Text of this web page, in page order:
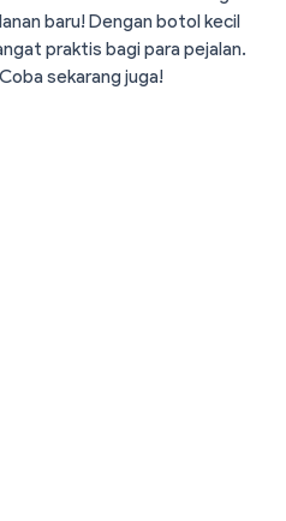
baru! Dengan botol kecil
praktis bagi para pejalan.
sekarang juga!